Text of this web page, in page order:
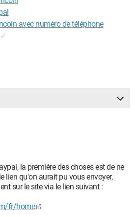
avec numéro de téléphone
✓
la première des choses est de ne
lien qu'on aurait pu vous envoyer,
sur le site via le lien suivant :
fr/home